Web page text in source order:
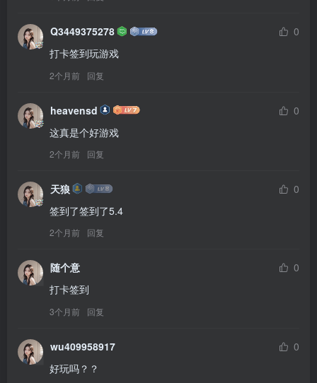
Q3449375278
0
打卡签到玩游戏
2个月前 回复
heavensd
0
这真是个好游戏
2个月前 回复
天狼
0
签到了签到了5.4
2个月前 回复
随个意
0
打卡签到
3个月前 回复
wu409958917
0
好玩吗？？